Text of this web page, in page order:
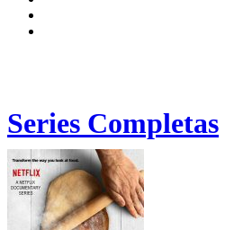
Series Completas